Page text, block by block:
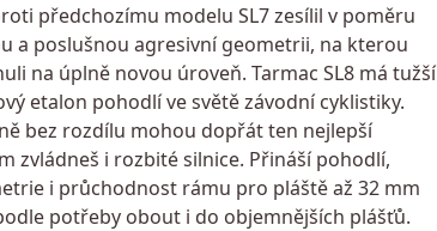
předchozímu modelu SL7 zesílil v poměru
a poslušnou agresivní geometrii, na kterou
na úplně novou úroveň. Tarmac SL8 má tužší
etalon pohodlí ve světě závodní cyklistiky.
bez rozdílu mohou dopřát ten nejlepší
zvládneš i rozbité silnice. Přináší pohodlí,
i průchodnost rámu pro pláště až 32 mm
potřeby obout i do objemnějších plášťů.